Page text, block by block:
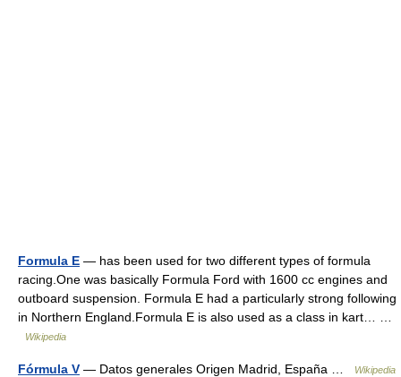
Formula E — has been used for two different types of formula
racing.One was basically Formula Ford with 1600 cc engines and
outboard suspension. Formula E had a particularly strong following
in Northern England.Formula E is also used as a class in kart… …
Wikipedia
Fórmula V — Datos generales Origen Madrid, España …
Wikipedia